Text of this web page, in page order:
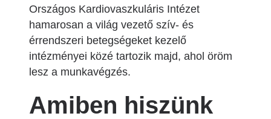
Országos Kardiovaszkuláris Intézet
hamarosan a világ vezető szív- és
érrendszeri betegségeket kezelő
intézményei közé tartozik majd, ahol öröm
lesz a munkavégzés.
Amiben hiszünk